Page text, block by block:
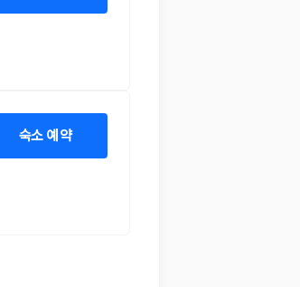
숙소 예약